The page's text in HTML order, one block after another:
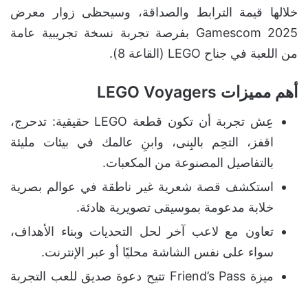
خلالها قيمة الترابط والصداقة، وسيحظى زوار معرض
Gamescom 2025 بفرصة تجربة نسخة تجريبية عامة
من اللعبة في جناح LEGO (القاعة 8).
أهم مميزات LEGO Voyagers
عِش تجربة أن تكون قطعة LEGO حقيقية: تدحرج،
اقفز، التحِم بالبِنى، وابنِ عالمك في بيئات مليئة
بالتفاصيل المصنوعة من المكعبات.
استكشف قصة شعرية غير ناطقة في عوالم بصرية
خلابة مدعومة بموسيقى تصويرية هادئة.
تعاون مع لاعب آخر لحل التحديات وبناء الأهداف،
سواء على نفس الشاشة محليًا أو عبر الإنترنت.
ميزة Friend’s Pass تتيح دعوة صديق للعب التجربة